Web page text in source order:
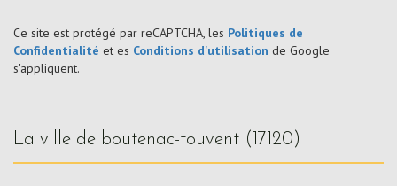
Ce site est protégé par reCAPTCHA, les Politiques de
Confidentialité et es Conditions d'utilisation de Google
s'appliquent.
la ville de boutenac-touvent (17120)